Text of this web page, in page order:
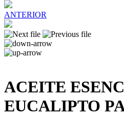
ANTERIOR
ACEITE
EUCALIPTO